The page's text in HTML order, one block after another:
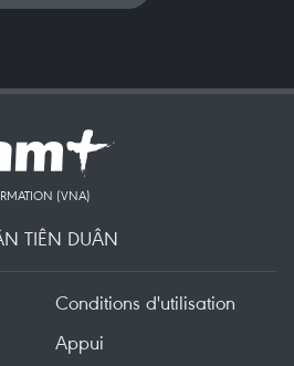
(VNA)
TIÊN DUÂN
Conditions d'utilisation
Appui